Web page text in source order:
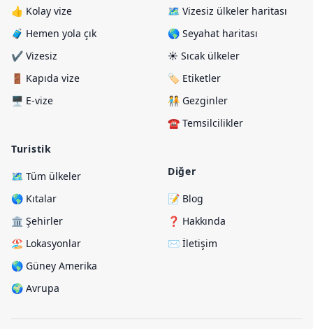
👍 Kolay vize
🧳 Hemen yola çık
✔️ Vizesiz
🚪 Kapıda vize
🖥️ E-vize
Turistik
🗺️ Tüm ülkeler
🌎 Kıtalar
🏛️ Şehirler
🏖️ Lokasyonlar
🌎 Güney Amerika
🌍 Avrupa
🗺️ Vizesiz ülkeler haritası
🌎 Seyahat haritası
☀️ Sıcak ülkeler
🏷️ Etiketler
🧑‍🤝‍🧑 Gezginler
☎️ Temsilcilikler
Diğer
📝 Blog
❓ Hakkında
✉️ İletişim